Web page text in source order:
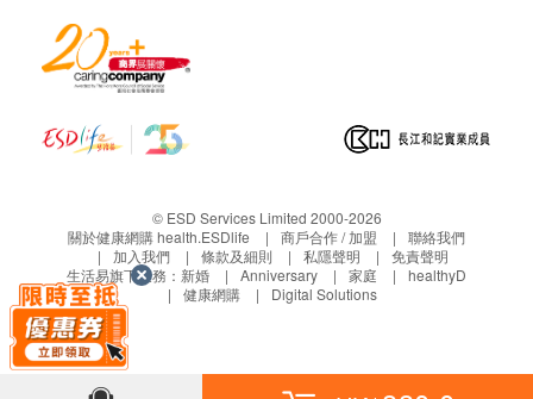
費。注意：複印本報告未必完整。
d. 客人需自行承擔郵寄報告之風險。
e. 所有身體檢查並非作為醫務診斷或治療用
請向美邦查詢。
進行健康檢查後，一般情況下，需大概14個工作天
跟進檢查報告， 工作天不包括星期六、日及公眾
假期。 輪侯報告講解時間會因應不同情況 (如個別
化驗項目所需時間或客人指明特定時段)而有所延
長。
© ESD Services Limited 2000-2026
關於健康網購 health.ESDlife
商戶合作 / 加盟
聯絡我們
加入我們
條款及細則 私隱聲明
免責聲明
生活易旗下業務： 新婚 Anniversary 家庭
healthyD
健康網購
Digital Solutions